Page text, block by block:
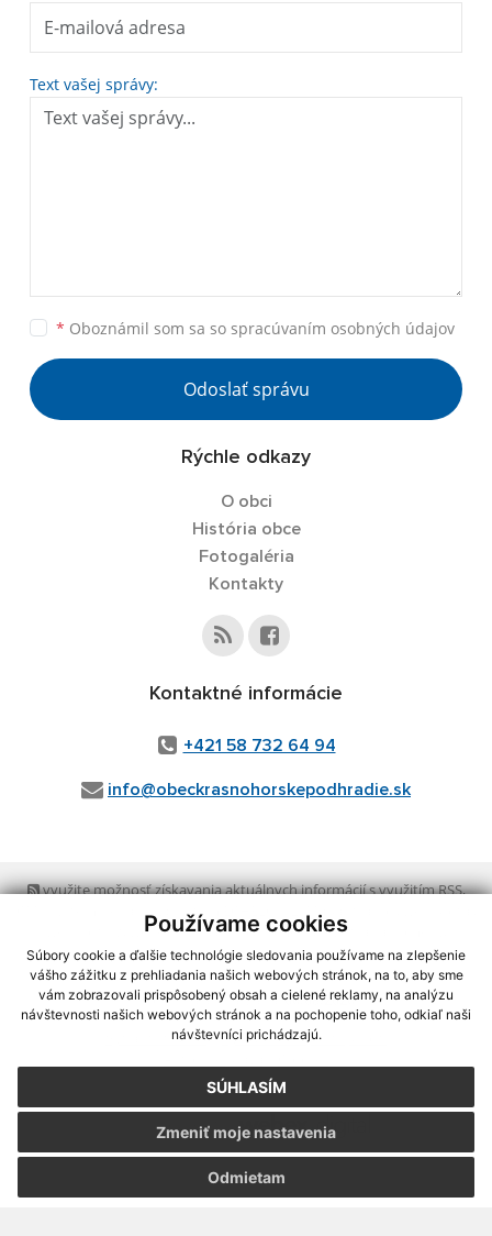
Používame cookies
Súbory cookie a ďalšie technológie sledovania používame na zlepšenie
vášho zážitku z prehliadania našich webových stránok, na to, aby sme
vám zobrazovali prispôsobený obsah a cielené reklamy, na analýzu
návštevnosti našich webových stránok a na pochopenie toho, odkiaľ naši
návštevníci prichádzajú.
SÚHLASÍM
Odmietam
Zmeniť moje nastavenia
Text vašej správy:
* Oboznámil som sa so spracúvaním osobných údajov
Odoslať správu
Rýchle odkazy
O obci
História obce
Fotogaléria
Kontakty
Kontaktné informácie
+421 58 732 64 94
info@obeckrasnohorskepodhradie.sk
využite možnosť získavania aktuálnych informácií s využitím RSS,
CMS systém (redakčný) systém ECHELON 2, Mapa stránok
webex.digital, s.r.o.,domény,registrácia domény
spoločnosť webex.digital, s.r.o.,technický prevádzkovateľ
Posledná aktualizácia:06.08.2026
Vytlačiť stránku|Vyhlásenie o prístupnosti
webdesign